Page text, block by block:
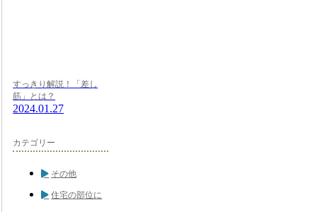
すっきり解説！「差し
筋」とは？
2024.01.27
カテゴリー
その他
住宅の部位に